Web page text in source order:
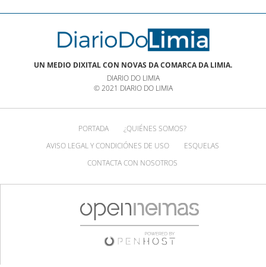
UN MEDIO DIXITAL CON NOVAS DA COMARCA DA LIMIA.
DIARIO DO LIMIA
© 2021 DIARIO DO LIMIA
PORTADA
¿QUIÉNES SOMOS?
AVISO LEGAL Y CONDICIÓNES DE USO
ESQUELAS
CONTACTA CON NOSOTROS